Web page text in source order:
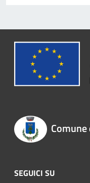
SEGUICI SU